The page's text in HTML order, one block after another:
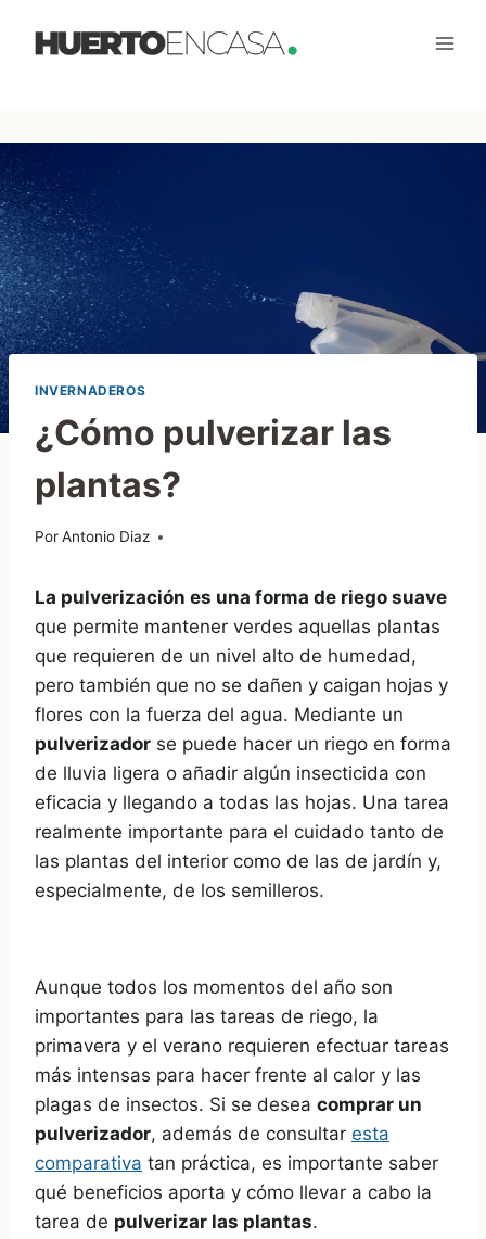
INVERNADEROS
¿Cómo pulverizar las
plantas?
PorAntonio Diaz
05/03/2021
La pulverización es una forma de riego suave
que permite mantener verdes aquellas plantas
que requieren de un nivel alto de humedad,
pero también que no se dañen y caigan hojas y
flores con la fuerza del agua. Mediante un
pulverizador se puede hacer un riego en forma
de lluvia ligera o añadir algún insecticida con
eficacia y llegando a todas las hojas. Una tarea
realmente importante para el cuidado tanto de
las plantas del interior como de las de jardín y,
especialmente, de los semilleros.
Aunque todos los momentos del año son
importantes para las tareas de riego, la
primavera y el verano requieren efectuar tareas
más intensas para hacer frente al calor y las
plagas de insectos. Si se desea comprar un
pulverizador, además de consultar esta
comparativa tan práctica, es importante saber
qué beneficios aporta y cómo llevar a cabo la
tarea de pulverizar las plantas.